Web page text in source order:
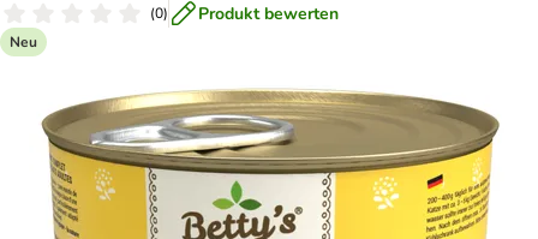
(0) Produkt bewerten
Neu